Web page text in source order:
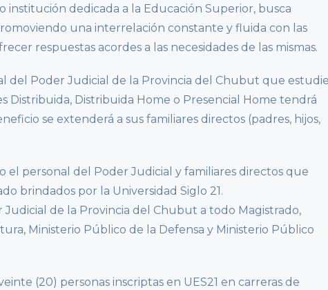
institución dedicada a la Educación Superior, busca
una interrelación constante y fluida con las
respuestas acordes a las necesidades de las mismas.
del Poder Judicial de la Provincia del Chubut que
Distribuida, Distribuida Home o Presencial Home tendrá
se extenderá a sus familiares directos (padres, hijos,
el personal del Poder Judicial y familiares directos que
brindados por la Universidad Siglo 21.
de la Provincia del Chubut a todo Magistrado,
Ministerio Público de la Defensa y Ministerio Público
(20) personas inscriptas en UES21 en carreras de